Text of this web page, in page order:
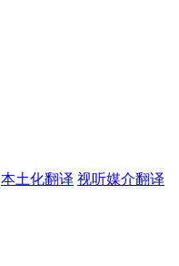
本土化翻译 视听媒介翻译